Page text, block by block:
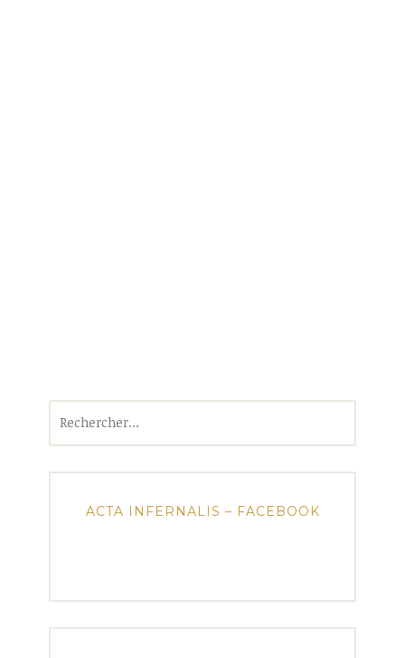
ACTA INFERNALIS – FACEBOOK